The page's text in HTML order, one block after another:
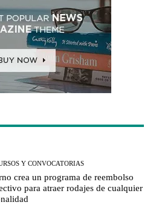
Y CONVOCATORIAS
crea un programa de reembolso
para atraer rodajes de cualquier